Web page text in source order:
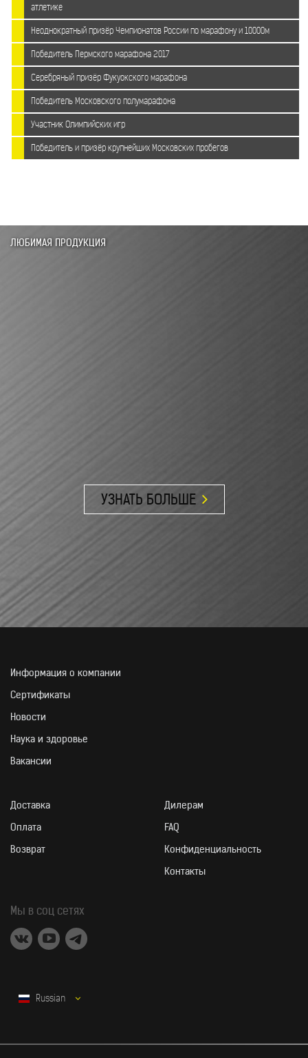
атлетике
Неоднократный призёр Чемпионатов России по марафону и 10000м
Победитель Пермского марафона 2017
Серебряный призёр Фукуокского марафона
Победитель Московского полумарафона
Участник Олимпийских игр
Победитель и призёр крупнейших Московских пробегов
УЗНАТЬ БОЛЬШЕ
Информация о компании
Сертификаты
Новости
Наука и здоровье
Вакансии
Доставка
Оплата
Возврат
Дилерам
FAQ
Конфиденциальность
Контакты
Мы в соц сетях
Russian